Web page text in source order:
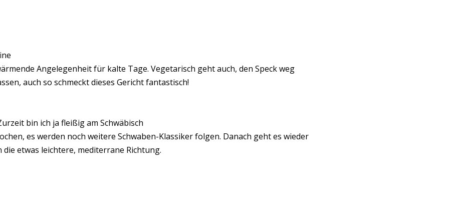
Angelegenheit für kalte Tage. Vegetarisch geht auch, den Speck weg
auch so schmeckt dieses Gericht fantastisch!
bin ich ja fleißig am Schwäbisch
es werden noch weitere Schwaben-Klassiker folgen. Danach geht es wieder
die etwas leichtere, mediterrane Richtung.